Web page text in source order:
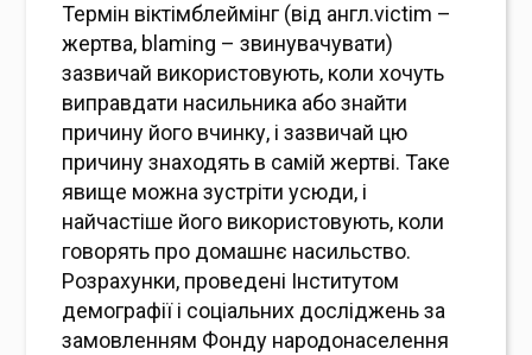
Термін віктімблеймінг (від англ.victim –
жертва, blaming – звинувачувати)
зазвичай використовують, коли хочуть
виправдати насильника або знайти
причину його вчинку, і зазвичай цю
причину знаходять в самій жертві. Таке
явище можна зустріти усюди, і
найчастіше його використовують, коли
говорять про домашнє насильство.
Розрахунки, проведені Інститутом
демографії і соціальних досліджень за
замовленням Фонду народонаселення